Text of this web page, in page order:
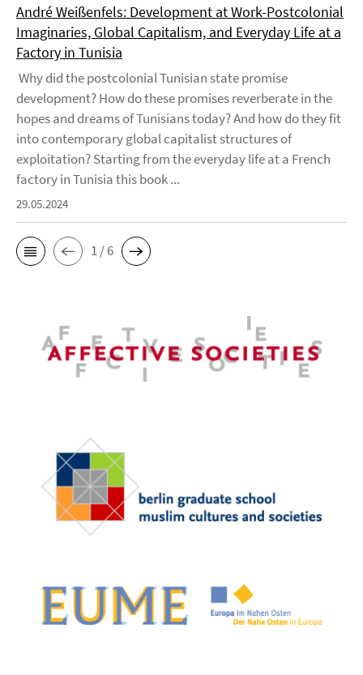
André Weißenfels: Development at Work-Postcolonial
Imaginaries, Global Capitalism, and Everyday Life at a
Factory in Tunisia
Why did the postcolonial Tunisian state promise
development? How do these promises reverberate in the
hopes and dreams of Tunisians today? And how do they fit
into contemporary global capitalist structures of
exploitation? Starting from the everyday life at a French
factory in Tunisia this book ...
29.05.2024
1 / 6